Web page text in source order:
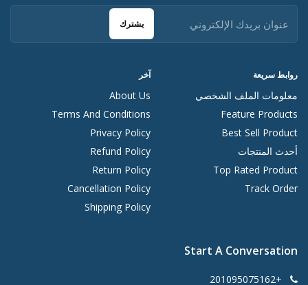
روابط سريعة
معلومات الملف الشخصي
Feature Products
Best Sell Product
أحدث المنتجات
Top Rated Product
Track Order
آخر
About Us
Terms And Conditions
Privacy Policy
Refund Policy
Return Policy
Cancellation Policy
Shipping Policy
يشترك
Start A Conversation
+201095075162